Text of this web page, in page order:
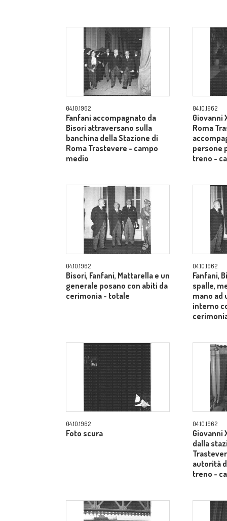
04.10.1962
Fanfani accompagnato da
Bisori attraversano sulla
banchina della Stazione di
Roma Trastevere - campo
medio
04.10.1962
Giovanni
Roma
persone
treno -
04.10.1962
Bisori, Fanfani, Mattarella e un
generale posano con abiti da
cerimonia - totale
04.10.1962
Fanfani,
spalle,
mano ad
interno
04.10.1962
Foto scura
04.10.1962
Giovanni
dalla
autorità
treno -